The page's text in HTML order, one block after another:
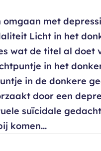
omgaan met
Licht in het
wat de titel al doet
in het
in de donkere
door een
suïcidale
komen...